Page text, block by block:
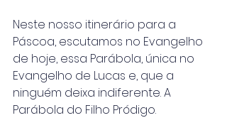
Neste nosso itinerário para a
Páscoa, escutamos no Evangelho
de hoje, essa Parábola, única no
Evangelho de Lucas e, que a
ninguém deixa indiferente. A
Parábola do Filho Pródigo.